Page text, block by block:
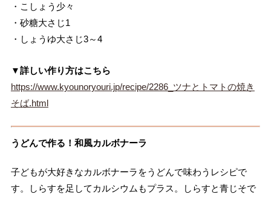
・こしょう少々
・砂糖大さじ1
・しょうゆ大さじ3～4
▼詳しい作り方はこちら
https://www.kyounoryouri.jp/recipe/2286_ツナとトマトの焼き
そば.html
うどんで作る！和風カルボナーラ
子どもが大好きなカルボナーラをうどんで味わうレシピで
す。しらすを足してカルシウムもプラス。しらすと青じそで